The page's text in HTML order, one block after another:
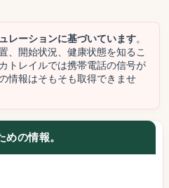
レーションに基づいています。
、開始状況、健康状態を知るこ
トレイルでは携帯電話の信号が
情報はそもそも取得できませ
めの情報。